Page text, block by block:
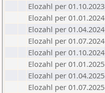
Elozahl per 01.10.2023
Elozahl per 01.01.2024
Elozahl per 01.04.2024
Elozahl per 01.07.2024
Elozahl per 01.10.2024
Elozahl per 01.01.2025
Elozahl per 01.04.2025
Elozahl per 01.07.2025